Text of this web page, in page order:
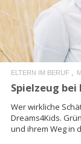
ELTERN IM BERUF
Spielzeug bei
Wer wirkliche
Dreams4Kids.
und ihrem Weg in